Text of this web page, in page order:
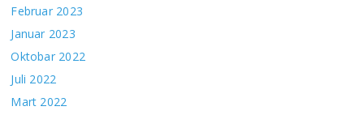
Februar 2023
Januar 2023
Oktobar 2022
Juli 2022
Mart 2022